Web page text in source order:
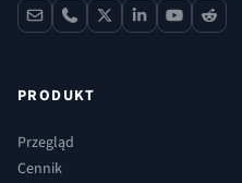
contactphone
x linkedinyoutube
reddit
PRODUKT
Przegląd
Cennik